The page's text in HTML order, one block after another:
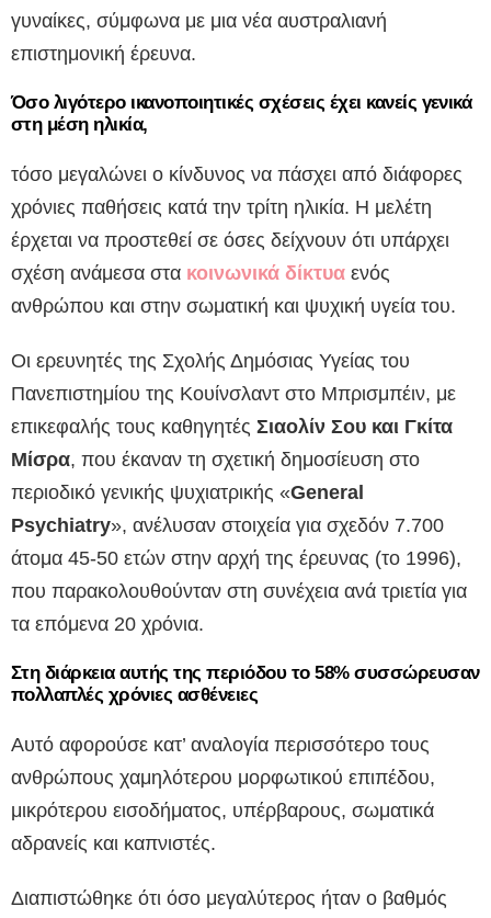
γυναίκες, σύμφωνα με μια νέα αυστραλιανή
επιστημονική έρευνα.
Όσο λιγότερο ικανοποιητικές σχέσεις έχει κανείς γενικά
στη μέση ηλικία,
τόσο μεγαλώνει ο κίνδυνος να πάσχει από διάφορες
χρόνιες παθήσεις κατά την τρίτη ηλικία. Η μελέτη
έρχεται να προστεθεί σε όσες δείχνουν ότι υπάρχει
σχέση ανάμεσα στα κοινωνικά δίκτυα ενός
ανθρώπου και στην σωματική και ψυχική υγεία του.
Οι ερευνητές της Σχολής Δημόσιας Υγείας του
Πανεπιστημίου της Κουίνσλαντ στο Μπρισμπέιν, με
επικεφαλής τους καθηγητές Σιαολίν Σου και Γκίτα
Μίσρα, που έκαναν τη σχετική δημοσίευση στο
περιοδικό γενικής ψυχιατρικής «General
Psychiatry», ανέλυσαν στοιχεία για σχεδόν 7.700
άτομα 45-50 ετών στην αρχή της έρευνας (το 1996),
που παρακολουθούνταν στη συνέχεια ανά τριετία για
τα επόμενα 20 χρόνια.
Στη διάρκεια αυτής της περιόδου το 58% συσσώρευσαν
πολλαπλές χρόνιες ασθένειες
Αυτό αφορούσε κατ’ αναλογία περισσότερο τους
ανθρώπους χαμηλότερου μορφωτικού επιπέδου,
μικρότερου εισοδήματος, υπέρβαρους, σωματικά
αδρανείς και καπνιστές.
Διαπιστώθηκε ότι όσο μεγαλύτερος ήταν ο βαθμός